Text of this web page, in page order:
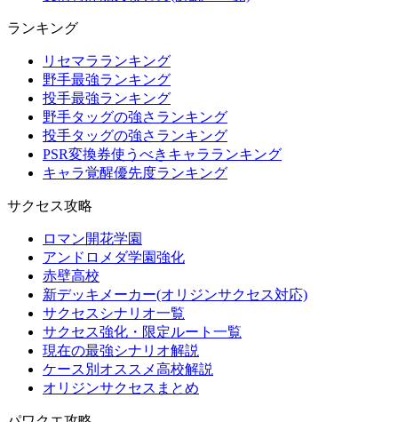
ランキング
リセマラランキング
野手最強ランキング
投手最強ランキング
野手タッグの強さランキング
投手タッグの強さランキング
PSR変換券使うべきキャラランキング
キャラ覚醒優先度ランキング
サクセス攻略
ロマン開花学園
アンドロメダ学園強化
赤壁高校
新デッキメーカー(オリジンサクセス対応)
サクセスシナリオ一覧
サクセス強化・限定ルート一覧
現在の最強シナリオ解説
ケース別オススメ高校解説
オリジンサクセスまとめ